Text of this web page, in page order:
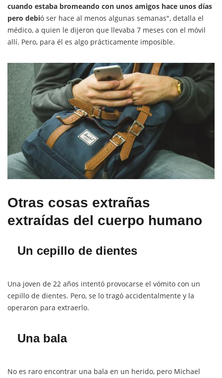
cuando estaba bromeando con unos amigos hace unos días
pero debió ser hace al menos algunas semanas", detalla el
médico, a quien le dijeron que llevaba 7 meses con el móvil
allí. Pero, para él es algo prácticamente imposible.
Otras cosas extrañas
extraídas del cuerpo humano
Un cepillo de dientes
Una joven de 22 años intentó provocarse el vómito con un
cepillo de dientes. Pero, se lo tragó accidentalmente y la
operaron para extraerlo.
Una bala
No es raro encontrar una bala en un herido, pero Michael